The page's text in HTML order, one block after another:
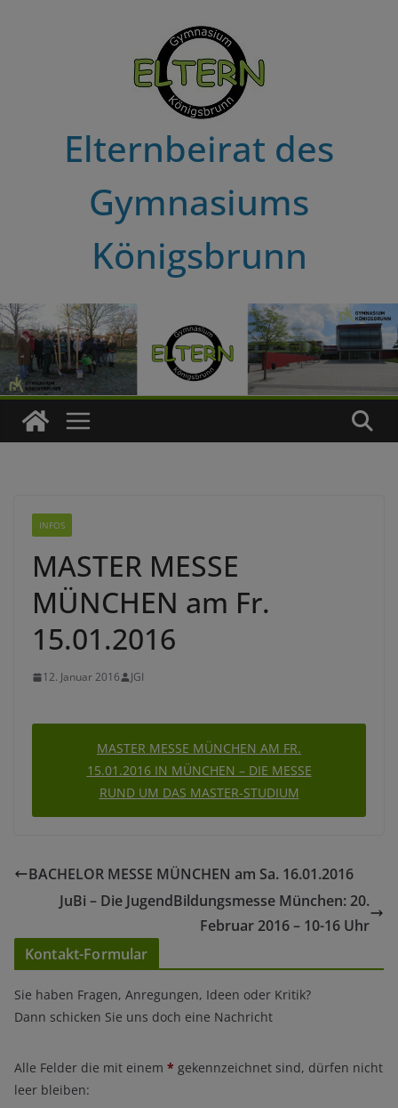
Elternbeirat des
Gymnasiums
Königsbrunn
INFOS
MASTER MESSE
MÜNCHEN am Fr.
15.01.2016
12. Januar 2016 JGI
MASTER MESSE MÜNCHEN AM FR.
15.01.2016 IN MÜNCHEN – DIE MESSE
RUND UM DAS MASTER-STUDIUM
BACHELOR MESSE MÜNCHEN am Sa. 16.01.2016
JuBi – Die JugendBildungsmesse München: 20.
Februar 2016 – 10-16 Uhr
Kontakt-Formular
Sie haben Fragen, Anregungen, Ideen oder Kritik?
Dann schicken Sie uns doch eine Nachricht
Alle Felder die mit einem * gekennzeichnet sind, dürfen nicht
leer bleiben: